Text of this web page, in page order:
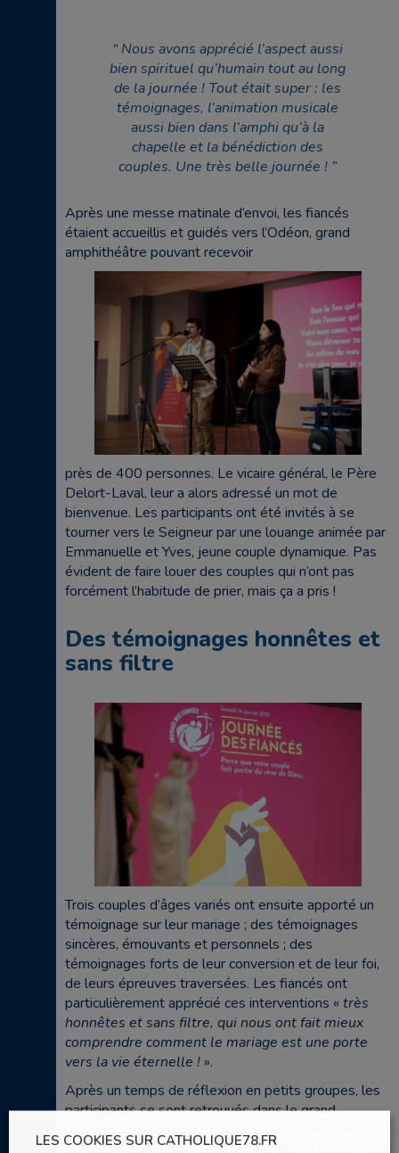
Nous avons apprécié l’aspect aussi
bien spirituel qu’humain tout au long
de la journée ! Tout était super : les
témoignages, l’animation musicale
aussi bien dans l’amphi qu’à la
chapelle et la bénédiction des
couples. Une très belle journée !
Après une messe matinale d’envoi, les fiancés
étaient accueillis et guidés vers l’Odéon, grand
amphithéâtre pouvant recevoir
près de 400 personnes. Le vicaire général, le Père
Delort-Laval, leur a alors adressé un mot de
bienvenue. Les participants ont été invités à se
tourner vers le Seigneur par une louange animée par
Emmanuelle et Yves, jeune couple dynamique. Pas
évident de faire louer des couples qui n’ont pas
forcément l’habitude de prier, mais ça a pris !
Des témoignages honnêtes et
sans filtre
Trois couples d’âges variés ont ensuite apporté un
témoignage sur leur mariage ; des témoignages
sincères, émouvants et personnels ; des
témoignages forts de leur conversion et de leur foi,
de leurs épreuves traversées. Les fiancés ont
particulièrement apprécié ces interventions « très
honnêtes et sans filtre, qui nous ont fait mieux
comprendre comment le mariage est une porte
vers la vie éternelle ! ».
Après un temps de réflexion en petits groupes, les
participants se sont retrouvés dans le grand
réfectoire pour y déjeuner. Dans l’après-midi était
LES COOKIES SUR CATHOLIQUE78.FR